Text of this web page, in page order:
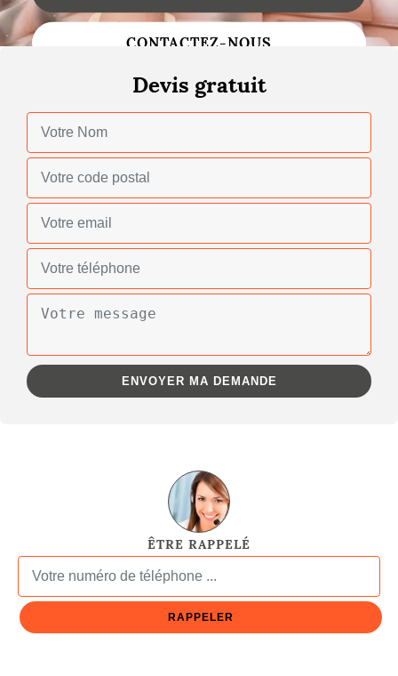
Changement de toiture
Gouttières
Réparation de toiture
CONTACTEZ-NOUS
Devis gratuit
ÊTRE RAPPELÉ